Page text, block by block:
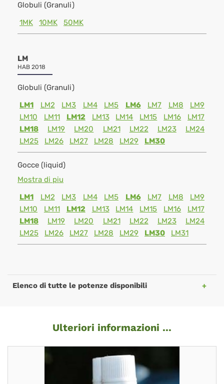
Globuli (Granuli)
1MK
10MK 50MK
LM
HAB 2018
Globuli (Granuli)
LM1
LM2 LM3 LM4 LM5 LM6 LM7 LM8
LM9
LM10
LM11 LM12 LM13 LM14 LM15 LM16
LM17
LM18
LM19 LM20 LM21 LM22 LM23
LM24
LM25
LM26 LM27 LM28 LM29 LM30
Gocce (liquid)
Mostra di piu
LM1
LM2 LM3 LM4 LM5 LM6 LM7 LM8
LM9
LM10
LM11 LM12 LM13 LM14 LM15 LM16
LM17
LM18
LM19 LM20 LM21 LM22 LM23
LM24
LM25
LM26 LM27 LM28 LM29 LM30 LM31
Elenco di tutte le potenze disponibili
Ulteriori informazioni ...